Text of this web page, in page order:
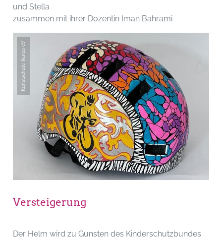
und Stella
zusammen mit ihrer Dozentin Iman Bahrami
Kunstschule Ikarus eV
Versteigerung
Der Helm wird zu Gunsten des Kinderschutzbundes